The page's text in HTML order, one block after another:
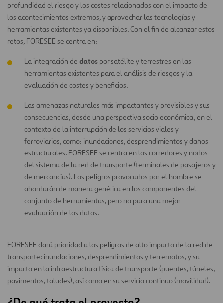
profundidad el riesgo y los costes relacionados con el impacto de
los acontecimientos extremos, y aprovechar las tecnologías y
herramientas existentes ya disponibles. Con el fin de alcanzar estos
retos, FORESEE se centra en:
La integración de datos por satélite y terrestres en las
herramientas existentes para el análisis de riesgos y la
evaluación de costes y beneficios.
Las amenazas naturales más impactantes y previsibles y sus
consecuencias, desde una perspectiva socio económica, en el
contexto de la interrupción de los servicios viales y
ferroviarios, como: inundaciones, desprendimientos y daños
estructurales. FORESEE se centra en los corredores y nodos
del sistema de la red de transporte (terminales de pasajeros y
de mercancías). Los peligros provocados por el hombre se
abordarán de manera genérica en los componentes del
conjunto de herramientas, pero no para una mejor
evaluación de los datos.
FORESEE dará prioridad a los peligros de alto impacto de la red de
transporte: inundaciones, desprendimientos y terremotos, y su
impacto en la infraestructura física de transporte (puentes, túneles,
pavimentos, taludes), así como en su servicio continuo (movilidad).